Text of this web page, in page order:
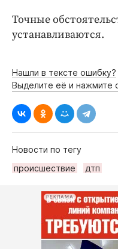
Точные
устанавливаются.
Нашли в тексте ошибку?
Выделите её и нажмите
Новости по тегу
происшествие
дтп
РЕКЛАМА